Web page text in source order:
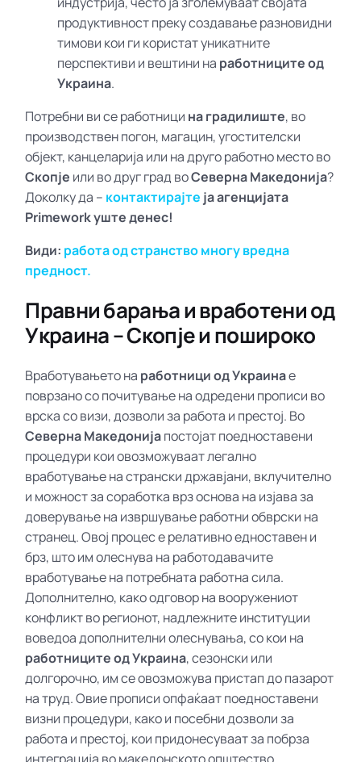
продуктивност преку создавање разновидни
тимови кои ги користат уникатните
перспективи и вештини на работниците од
Украина.
Потребни ви се работници на градилиште, во
производствен погон, магацин, угостителски
објект, канцеларија или на друго работно место во
Скопје или во друг град воСеверна Македонија?
Доколку да – контактирајте ја агенцијата
Primework уште денес!
Види: работа од странство многу вредна
предност.
Правни барања и вработени од
Украина – Скопје и пошироко
Вработувањето на работници од Украинае
поврзано со почитување на одредени прописи во
врска со визи, дозволи за работа и престој. Во
Северна Македонијапостојат поедноставени
процедури кои овозможуваат легално
вработување на странски државјани, вклучително
и можност за соработка врз основа на изјава за
доверување на извршување работни обврски на
странец. Овој процес е релативно едноставен и
брз, што им олеснува на работодавачите
вработување на потребната работна сила.
Дополнително, како одговор на вооружениот
конфликт во регионот, надлежните институции
воведоа дополнителни олеснувања, со кои на
работниците од Украина, сезонски или
долгорочно, им се овозможува пристап до пазарот
на труд. Овие прописи опфаќаат поедноставени
визни процедури, како и посебни дозволи за
работа и престој, кои придонесуваат за побрза